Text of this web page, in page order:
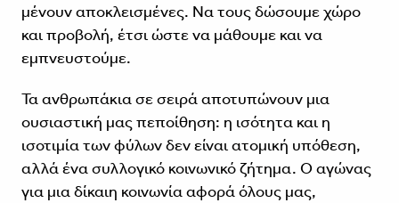
μένουν αποκλεισμένες. Να τους δώσουμε χώρο
και προβολή, έτσι ώστε να μάθουμε και να
εμπνευστούμε.
Τα ανθρωπάκια σε σειρά αποτυπώνουν μια
ουσιαστική μας πεποίθηση: η ισότητα και η
ισοτιμία των φύλων δεν είναι ατομική υπόθεση,
αλλά ένα συλλογικό κοινωνικό ζήτημα. Ο αγώνας
για μια δίκαιη κοινωνία αφορά όλους μας,